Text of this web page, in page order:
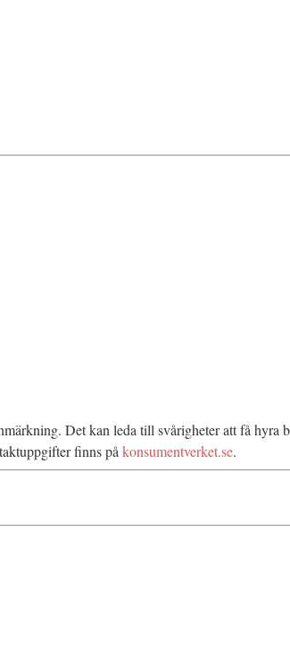
Det kan leda till svårigheter att få hyra
finns påkonsumentverket.se.